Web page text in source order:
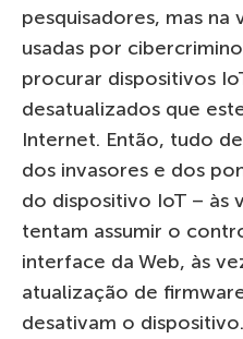
pesquisadores, mas
usadas por
procurar dispositivos
desatualizados que
Internet. Então, tudo
dos invasores e dos
do dispositivo IoT – às
tentam assumir o
interface da Web, às
atualização de
desativam o